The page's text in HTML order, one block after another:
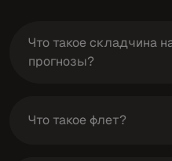
Что такое складчина
прогнозы?
Что такое флет?